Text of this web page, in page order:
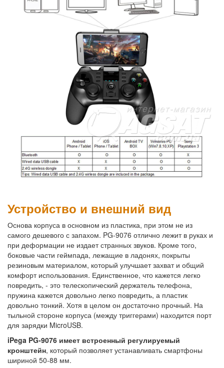
Устройство и внешний вид
Основа корпуса в основном из пластика, при этом не из
самого дешевого с запахом. PG-9076 отлично лежит в руках и
при деформации не издает странных звуков. Кроме того,
боковые части геймпада, лежащие в ладонях, покрыты
резиновым материалом, который улучшает захват и общий
комфорт использования. Единственное, что кажется легко
повредить, - это телескопический держатель телефона,
пружина кажется довольно легко повредить, а пластик
довольно тонкий. Хотя в целом он достаточно прочный. На
тыльной стороне корпуса (между триггерами) находится порт
для зарядки MicroUSB.
iPega PG-9076 имеет встроенный регулируемый
кронштейн, который позволяет устанавливать смартфоны
шириной 50-88 мм.